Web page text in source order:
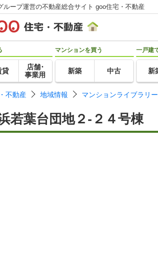
ループ運営の不動産総合サイト goo住宅・不動産
貸
店舗･
事業用
マンションを買う
新築 中古
一戸建
新
不動産 地域情報 マンションライブラリー
若葉台団地２-２４号棟